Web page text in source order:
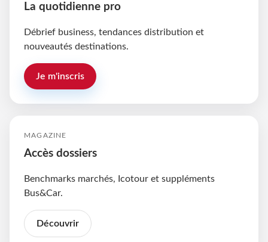
La quotidienne pro
Débrief business, tendances distribution et
nouveautés destinations.
Je m'inscris
MAGAZINE
Accès dossiers
Benchmarks marchés, Icotour et suppléments
Bus&Car.
Découvrir